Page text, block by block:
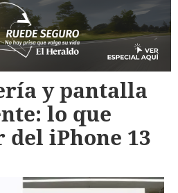
y pantalla
lo que
del iPhone 13